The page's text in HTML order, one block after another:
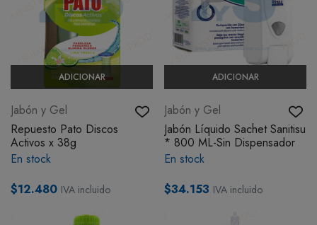
ADICIONAR
Jabón y Gel
Repuesto Pato Discos
Activos x 38g
En stock
$12.480 IVA incluido
ADICIONAR
Jabón y Gel
Jabón Líquido Sachet Sanitisu
* 800 ML-Sin Dispensador
En stock
$34.153 IVA incluido